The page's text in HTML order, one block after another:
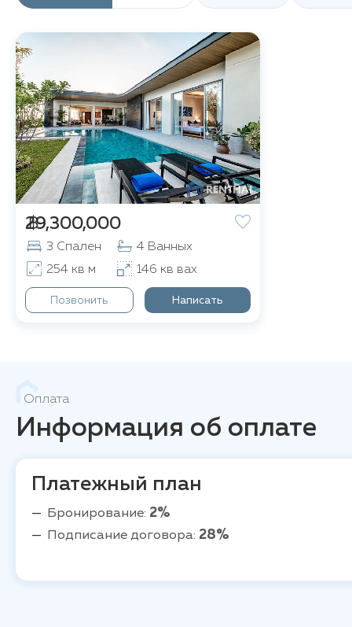
одновременно обеспечивают близость к местным
Всего в 15 минутах езды от Alinda Villas находятся
Бангтао
и знаменитый курортный комплекс
спа-центрами, ресторанами и магазинами.
известный своей развитой ресторанной и
торговые центры, такие какLotus's Makro
аэропорт Пхукета находится всего в 25 минутах
฿ 29,300,000
3 Спален
4 Ванных
254 кв м
146 кв вах
Позвонить Написать
Оплата
Информация об оплате
Платежный план
Бронирование: 2%
Подписание договора: 28%